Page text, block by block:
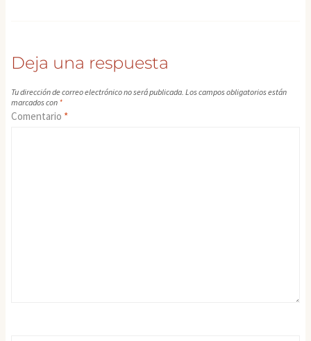
Deja una respuesta
Tu dirección de correo electrónico no será publicada. Los campos obligatorios están
marcados con *
Comentario *